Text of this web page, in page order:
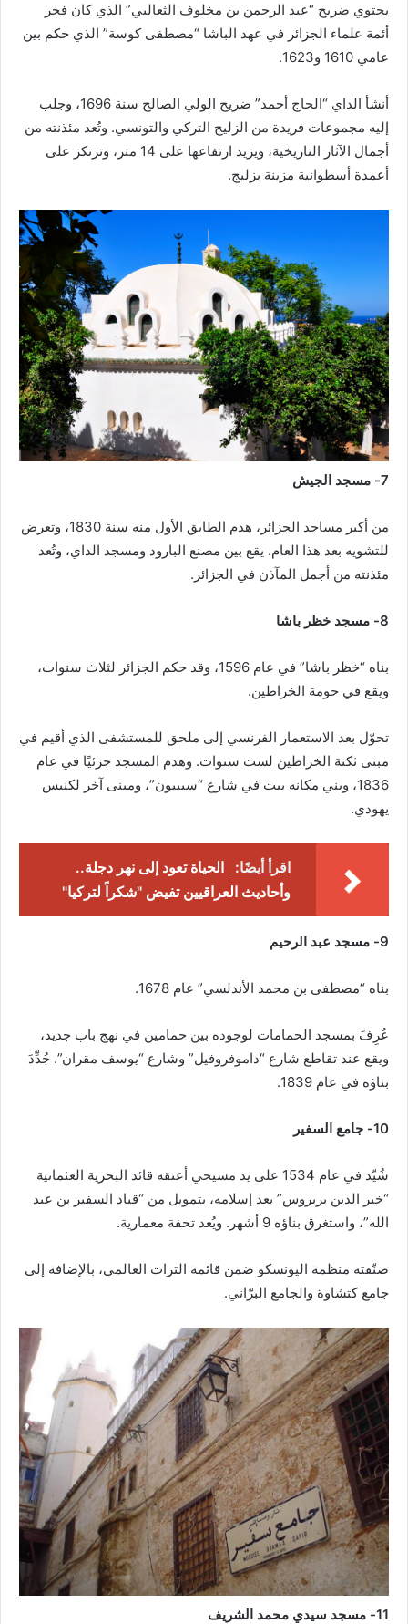
يحتوي ضريح “عبد الرحمن بن مخلوف الثعالبي” الذي كان فخر
أئمة علماء الجزائر في عهد الباشا “مصطفى كوسة” الذي حكم بين
عامي 1610 و1623.
أنشأ الداي “الحاج أحمد” ضريح الولي الصالح سنة 1696، وجلب
إليه مجموعات فريدة من الزليج التركي والتونسي. وتُعد مئذنته من
أجمال الآثار التاريخية، ويزيد ارتفاعها على 14 متر، وترتكز على
أعمدة أسطوانية مزينة بزليج.
7- مسجد الجيش
من أكبر مساجد الجزائر، هدم الطابق الأول منه سنة 1830، وتعرض
للتشويه بعد هذا العام. يقع بين مصنع البارود ومسجد الداي، وتُعد
مئذنته من أجمل المآذن في الجزائر.
8- مسجد خظر باشا
بناه “خظر باشا” في عام 1596، وقد حكم الجزائر لثلاث سنوات،
ويقع في حومة الخراطين.
تحوّل بعد الاستعمار الفرنسي إلى ملحق للمستشفى الذي أقيم في
مبنى ثكنة الخراطين لست سنوات. وهدم المسجد جزئيًا في عام
1836، وبني مكانه بيت في شارع “سيبيون”، ومبنى آخر لكنيس
يهودي.
اقرأ أيضًا:
الحياة تعود إلى نهر دجلة..
وأحاديث العراقيين تفيض "شكراً لتركيا"
9- مسجد عبد الرحيم
بناه “مصطفى بن محمد الأندلسي” عام 1678.
عُرِفَ بمسجد الحمامات لوجوده بين حمامين في نهج باب جديد،
ويقع عند تقاطع شارع “داموفروفيل” وشارع “يوسف مقران”. جُدِّدَ
بناؤه في عام 1839.
10- جامع السفير
شُيّد في عام 1534 على يد مسيحي أعتقه قائد البحرية العثمانية
“خير الدين بربروس” بعد إسلامه، بتمويل من “قياد السفير بن عبد
الله”، واستغرق بناؤه 9 أشهر. ويُعد تحفة معمارية.
صنّفته منظمة اليونسكو ضمن قائمة التراث العالمي، بالإضافة إلى
جامع كتشاوة والجامع البرّاني.
11- مسجد سيدي محمد الشريف